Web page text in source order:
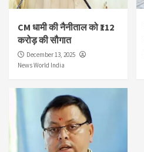
CM धामी की नैनीताल को ₹112
करोड़ की सौगात
December 13, 2025
News World India